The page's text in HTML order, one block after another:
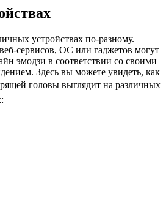
устройствах по-разному.
сервисов, ОС или гаджетов могут
эмодзи в соответствии со своими
Здесь вы можете увидеть, как
головы выглядит на различных